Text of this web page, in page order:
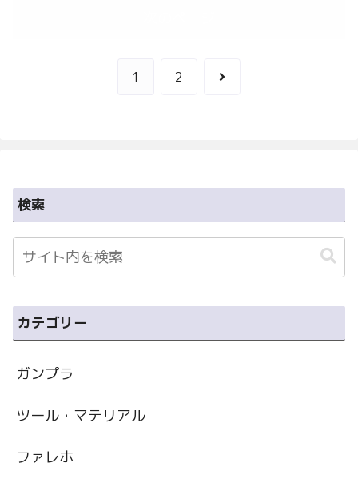
1 2
次
検索
カテゴリー
ガンプラ
ツール・マテリアル
ファレホ